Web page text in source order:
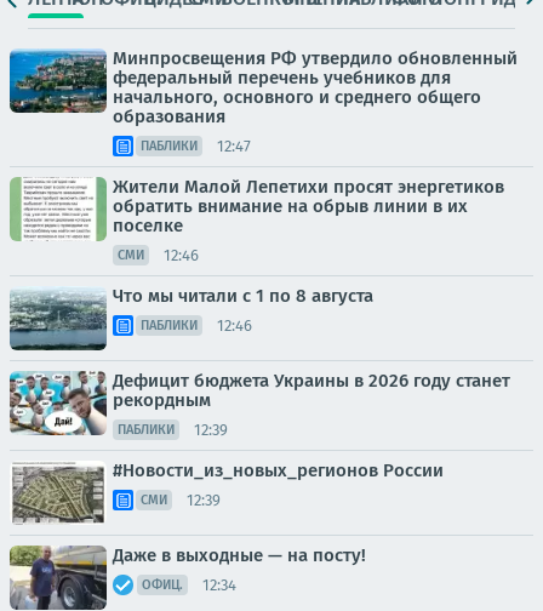
Минпросвещения РФ утвердило обновленный
федеральный перечень учебников для
начального, основного и среднего общего
образования
ПАБЛИКИ 12:47
Жители Малой Лепетихи просят энергетиков
обратить внимание на обрыв линии в их
поселке
СМИ 12:46
Что мы читали с 1 по 8 августа
ПАБЛИКИ 12:46
Дефицит бюджета Украины в 2026 году станет
рекордным
ПАБЛИКИ 12:39
#Новости_из_новых_регионов России
СМИ 12:39
Даже в выходные — на посту!
ОФИЦ. 12:34